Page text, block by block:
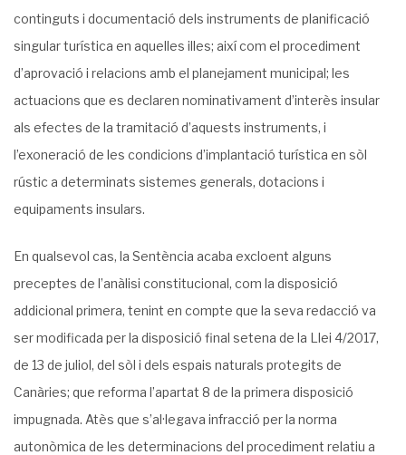
continguts i documentació dels instruments de planificació
singular turística en aquelles illes; així com el procediment
d’aprovació i relacions amb el planejament municipal; les
actuacions que es declaren nominativament d’interès insular
als efectes de la tramitació d’aquests instruments, i
l’exoneració de les condicions d’implantació turística en sòl
rústic a determinats sistemes generals, dotacions i
equipaments insulars.
En qualsevol cas, la Sentència acaba excloent alguns
preceptes de l’anàlisi constitucional, com la disposició
addicional primera, tenint en compte que la seva redacció va
ser modificada per la disposició final setena de la Llei 4/2017,
de 13 de juliol, del sòl i dels espais naturals protegits de
Canàries; que reforma l’apartat 8 de la primera disposició
impugnada. Atès que s’al·legava infracció per la norma
autonòmica de les determinacions del procediment relatiu a